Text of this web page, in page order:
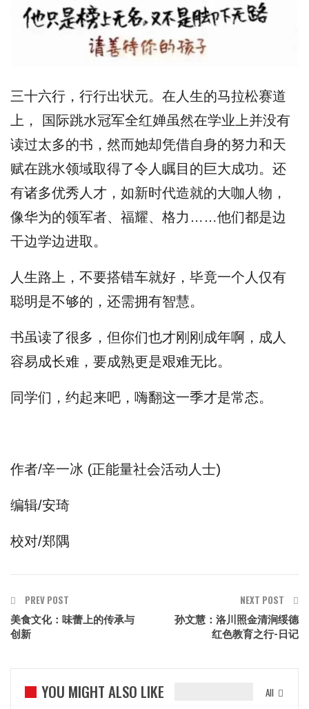
三十六行，行行出状元。在人生的马拉松赛道
上， 国际跳水冠军全红婵虽然在学业上并没有
读过太多的书，然而她却凭借自身的努力和天
赋在跳水领域取得了令人瞩目的巨大成功。还
有诸多优秀人才，如新时代造就的大咖人物，
像华为的领军者、福耀、格力……他们都是边
干边学边进取。
人生路上，不要搭错车就好，毕竟一个人仅有
聪明是不够的，还需拥有智慧。
书虽读了很多，但你们也才刚刚成年啊，成人
容易成长难，要成熟更是艰难无比。
同学们，约起来吧，嗨翻这一季才是常态。
作者/辛一冰 (正能量社会活动人士)
编辑/安琦
校对/郑隅
PREV POST
美食文化：味蕾上的传承与
创新
NEXT POST
孙文慧：洛川照金清涧绥德
红色教育之行-日记
All
YOU MIGHT ALSO LIKE